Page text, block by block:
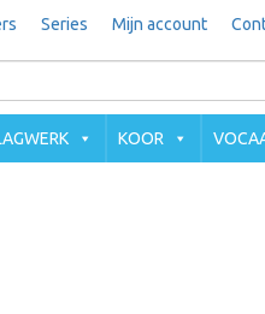
Series Mijn account
KOOR